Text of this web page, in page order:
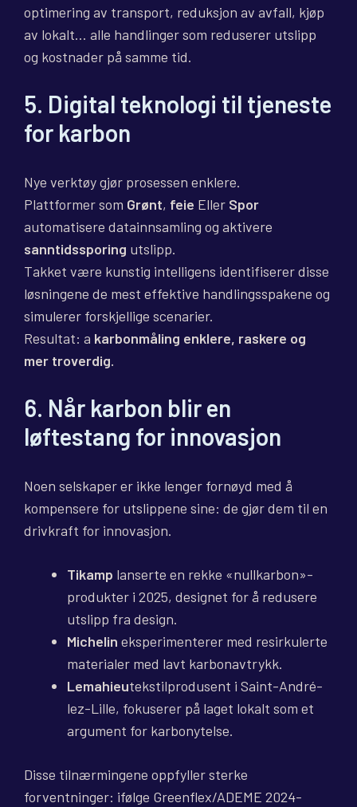
optimering av transport, reduksjon av avfall, kjøp
av lokalt… alle handlinger som reduserer utslipp
og kostnader på samme tid.
5. Digital teknologi til tjeneste
for karbon
Nye verktøy gjør prosessen enklere.
Plattformer som Grønt, feie Eller Spor
automatisere datainnsamling og aktivere
sanntidssporing utslipp.
Takket være kunstig intelligens identifiserer disse
løsningene de mest effektive handlingsspakene og
simulerer forskjellige scenarier.
Resultat: a karbonmåling enklere, raskere og
mer troverdig.
6. Når karbon blir en
løftestang for innovasjon
Noen selskaper er ikke lenger fornøyd med å
kompensere for utslippene sine: de gjør dem til en
drivkraft for innovasjon.
Tikamp lanserte en rekke «nullkarbon»-
produkter i 2025, designet for å redusere
utslipp fra design.
Michelin eksperimenterer med resirkulerte
materialer med lavt karbonavtrykk.
Lemahieutekstilprodusent i Saint-André-
lez-Lille, fokuserer på laget lokalt som et
argument for karbonytelse.
Disse tilnærmingene oppfyller sterke
forventninger: ifølge Greenflex/ADEME 2024-